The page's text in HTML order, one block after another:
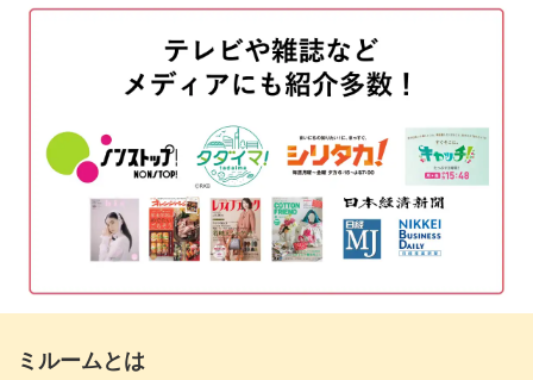
奥行き感のあるキラキラアート
転写箔を貼る
ミキシングジェルを塗ってパーツをのせる 07:59
ラメを入れる
クリアホワイトをのせる
転写箔を貼ってさらに奥行きを出す 19:59
ハイグロスビルダージェルを塗布する
ミルームとは